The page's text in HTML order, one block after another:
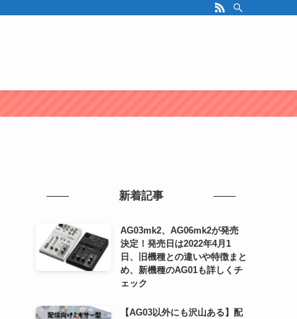
新着記事
AG03mk2、AG06mk2が発売
決定！発売日は2022年4月1
日、旧機種との違いや特徴まと
め、新機種のAG01も詳しくチ
ェック
【AG03以外にも沢山ある】配